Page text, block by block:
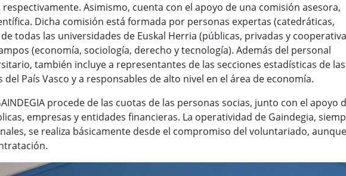
respectivamente. Asimismo, cuenta con el apoyo de una comisión asesora,
Dicha comisión está formada por personas expertas (catedráticas,
todas las universidades de Euskal Herria (públicas, privadas y
(economía, sociología, derecho y tecnología). Además del personal
también incluye a representantes de las secciones estadísticas de las
País Vasco y a responsables de alto nivel en el área de economía.
procede de las cuotas de las personas socias, junto con el apoyo
empresas y entidades financieras. La operatividad de Gaindegia,
se realiza básicamente desde el compromiso del voluntariado, aunque